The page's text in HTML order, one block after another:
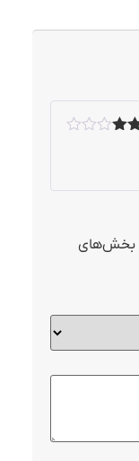
بخش‌های